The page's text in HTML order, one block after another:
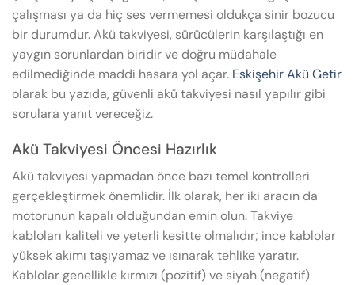
çalışması ya da hiç ses vermemesi oldukça sinir bozucu
bir durumdur. Akü takviyesi, sürücülerin karşılaştığı en
yaygın sorunlardan biridir ve doğru müdahale
edilmediğinde maddi hasara yol açar. Eskişehir Akü Getir
olarak bu yazıda, güvenli akü takviyesi nasıl yapılır gibi
sorulara yanıt vereceğiz.
Akü Takviyesi Öncesi Hazırlık
Akü takviyesi yapmadan önce bazı temel kontrolleri
gerçekleştirmek önemlidir. İlk olarak, her iki aracın da
motorunun kapalı olduğundan emin olun. Takviye
kabloları kaliteli ve yeterli kesitte olmalıdır; ince kablolar
yüksek akımı taşıyamaz ve ısınarak tehlike yaratır.
Kablolar genellikle kırmızı (pozitif) ve siyah (negatif)